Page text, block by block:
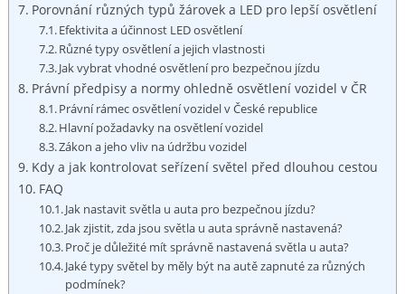
Porovnání různých typů žárovek a LED pro lepší osvětlení
Efektivita a účinnost LED osvětlení
Různé typy osvětlení a jejich vlastnosti
Jak vybrat vhodné osvětlení pro bezpečnou jízdu
Právní předpisy a normy ohledně osvětlení vozidel v ČR
Právní rámec osvětlení vozidel v České republice
Hlavní požadavky na osvětlení vozidel
Zákon a jeho vliv na údržbu vozidel
Kdy a jak kontrolovat seřízení světel před dlouhou cestou
FAQ
Jak nastavit světla u auta pro bezpečnou jízdu?
Jak zjistit, zda jsou světla u auta správně nastavená?
Proč je důležité mít správně nastavená světla u auta?
Jaké typy světel by měly být na autě zapnuté za různých
podmínek?